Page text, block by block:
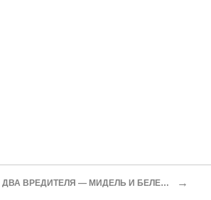
30. ДВА ВРЕДИТЕЛЯ — МИДЕЛЬ И БЕЛЕНКО →